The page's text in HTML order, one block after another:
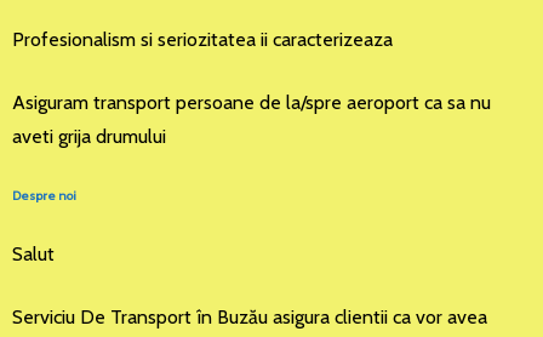
Profesionalism si seriozitatea ii caracterizeaza
Asiguram transport persoane de la/spre aeroport ca sa nu
aveti grija drumului
Despre noi
Salut
Serviciu De Transport în Buzău asigura clientii ca vor avea